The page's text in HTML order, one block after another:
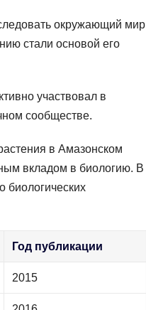
окружающий мир
стали основой его
участвовал в
сообществе.
в Амазонском
вкладом в биологию. В
биологических
Год публикации
2015